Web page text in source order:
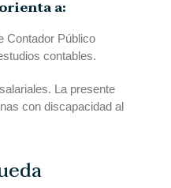
a:
Contador Público
contables.
La presente
con discapacidad al